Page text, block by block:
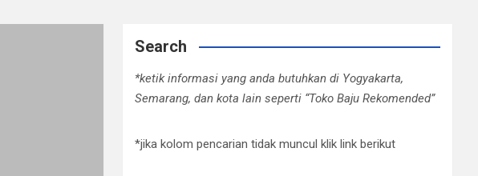
Search
*ketik informasi yang anda butuhkan di Yogyakarta,
Semarang, dan kota lain seperti “Toko Baju Rekomended”
*jika kolom pencarian tidak muncul klik link berikut